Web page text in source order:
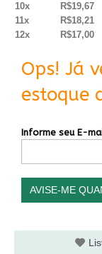
10x
R$19,67
11x
R$18,21
12x
R$17,00
Ops! Já
estoque
Informe seu E-
AVISE-ME